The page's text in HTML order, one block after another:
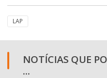
LAP
NOTÍCIAS QUE
...